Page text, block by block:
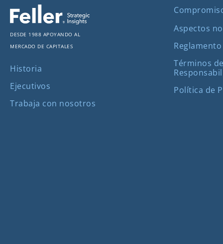
Desde 1988 apoyando al
mercado de capitales
Historia
Ejecutivos
Trabaja con nosotros
Aspectos
Reglamento
Términos
Política de